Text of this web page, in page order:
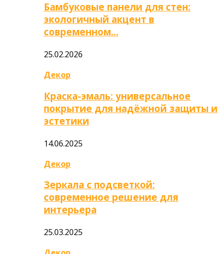
Бамбуковые панели для стен:
экологичный акцент в
современном…
25.02.2026
Декор
Краска-эмаль: универсальное
покрытие для надёжной защиты и
эстетики
14.06.2025
Декор
Зеркала с подсветкой:
современное решение для
интерьера
25.03.2025